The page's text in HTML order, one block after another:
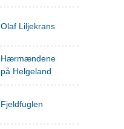
Olaf Liljekrans
Hærmændene
på Helgeland
Fjeldfuglen